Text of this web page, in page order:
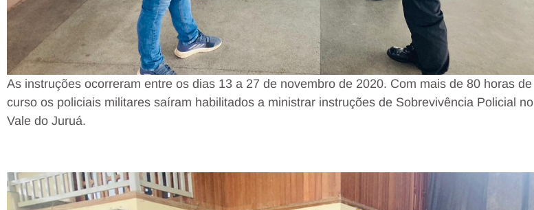
As instruções ocorreram entre os dias 13 a 27 de novembro de 2020. Com mais de 80 horas de
curso os policiais militares saíram habilitados a ministrar instruções de Sobrevivência Policial no
Vale do Juruá.